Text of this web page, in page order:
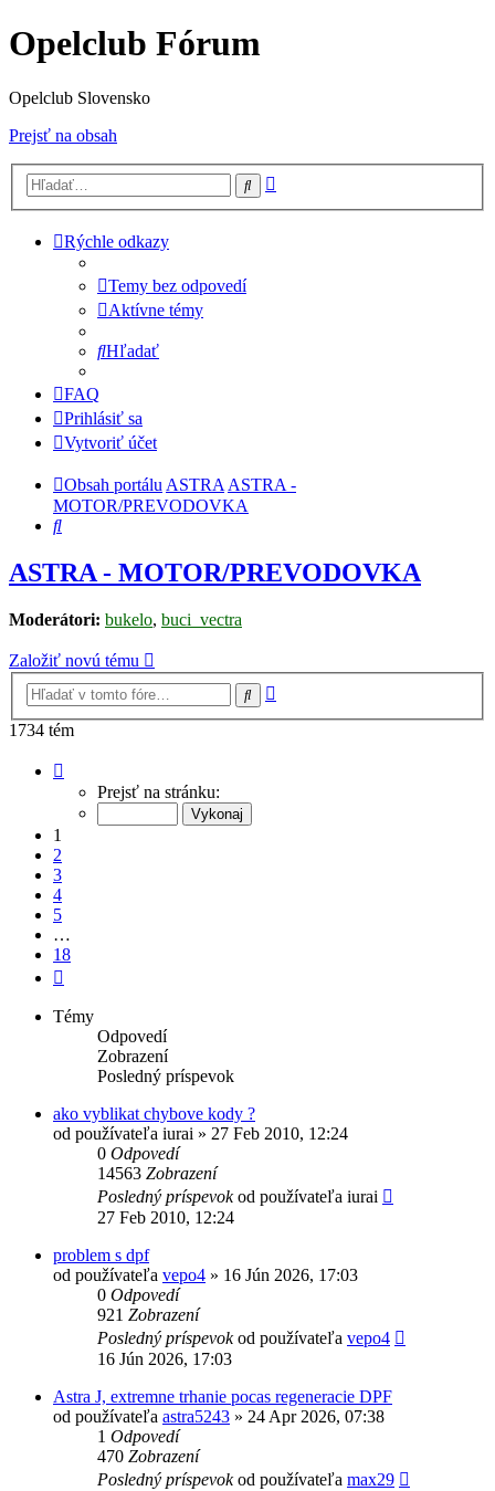
Opelclub Fórum
Opelclub Slovensko
Prejsť na obsah
Hľadať
Rýchle odkazy
Temy bez odpovedí
Aktívne témy
Hľadať
FAQ
Prihlásiť sa
Vytvoriť účet
Obsah portáluASTRAASTRA -
MOTOR/PREVODOVKA
Hľadať
ASTRA - MOTOR/PREVODOVKA
Moderátori: bukelo, buci_vectra
Založiť novú tému
Hľadať
1734 tém
Prejsť na stránku:
1
2
3
4
5
…
18
Témy
Odpovedí
Zobrazení
Posledný príspevok
ako vyblikat chybove kody ?
od používateľa iurai » 27 Feb 2010, 12:24
0 Odpovedí
14563 Zobrazení
Posledný príspevokod používateľa iurai
27 Feb 2010, 12:24
problem s dpf
od používateľa vepo4 » 16 Jún 2026, 17:03
0 Odpovedí
921 Zobrazení
Posledný príspevokod používateľa vepo4
16 Jún 2026, 17:03
Astra J, extremne trhanie pocas regeneracie DPF
od používateľa astra5243 » 24 Apr 2026, 07:38
1 Odpovedí
470 Zobrazení
Posledný príspevokod používateľa max29